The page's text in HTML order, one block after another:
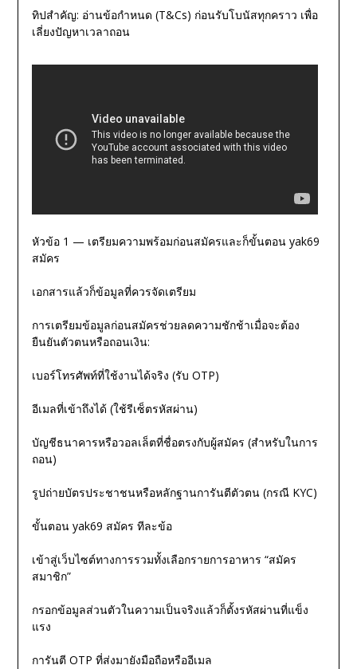
ทิปสำคัญ: อ่านข้อกำหนด (T&Cs) ก่อนรับโบนัสทุกคราว เพื่อ
เลี่ยงปัญหาเวลาถอน
หัวข้อ 1 — เตรียมความพร้อมก่อนสมัครและก็ขั้นตอน yak69
สมัคร
เอกสารแล้วก็ข้อมูลที่ควรจัดเตรียม
การเตรียมข้อมูลก่อนสมัครช่วยลดความชักช้าเมื่อจะต้อง
ยืนยันตัวตนหรือถอนเงิน:
เบอร์โทรศัพท์ที่ใช้งานได้จริง (รับ OTP)
อีเมลที่เข้าถึงได้ (ใช้รีเซ็ตรหัสผ่าน)
บัญชีธนาคารหรือวอลเล็ตที่ชื่อตรงกับผู้สมัคร (สำหรับในการ
ถอน)
รูปถ่ายบัตรประชาชนหรือหลักฐานการันตีตัวตน (กรณี KYC)
ขั้นตอน yak69 สมัคร ทีละข้อ
เข้าสู่เว็บไซต์ทางการรวมทั้งเลือกรายการอาหาร “สมัคร
สมาชิก”
กรอกข้อมูลส่วนตัวในความเป็นจริงแล้วก็ตั้งรหัสผ่านที่แข็ง
แรง
การันตี OTP ที่ส่งมายังมือถือหรืออีเมล